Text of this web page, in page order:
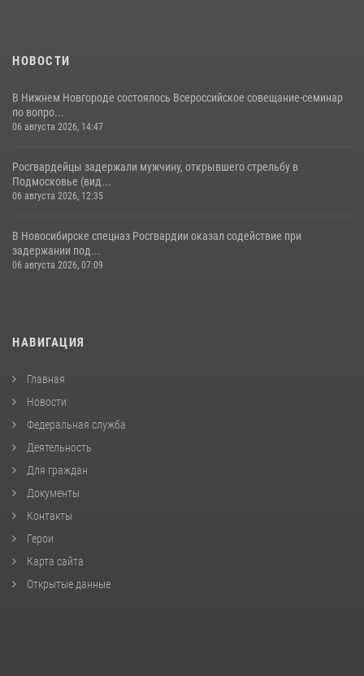
НОВОСТИ
В Нижнем Новгороде состоялось Всероссийское совещание-семинар
по вопро...
06 августа 2026, 14:47
Росгвардейцы задержали мужчину, открывшего стрельбу в
Подмосковье (вид...
06 августа 2026, 12:35
В Новосибирске спецназ Росгвардии оказал содействие при
задержании под...
06 августа 2026, 07:09
НАВИГАЦИЯ
Главная
Новости
Федеральная служба
Деятельность
Для граждан
Документы
Контакты
Герои
Карта сайта
Открытые данные